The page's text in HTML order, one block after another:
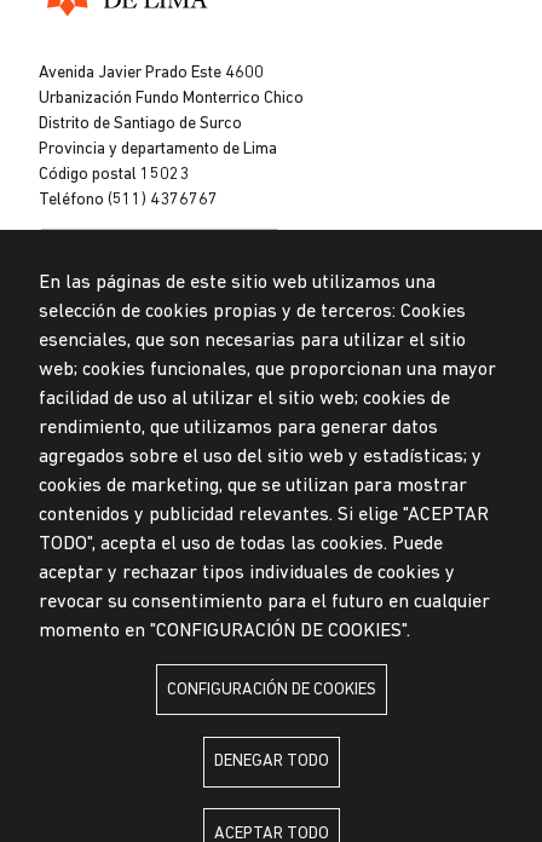
Lima
Avenida Javier Prado Este 4600
Urbanización Fundo Monterrico Chico
Distrito de Santiago de Surco
Provincia y departamento de Lima
Código postal 15023
Teléfono (511) 4376767
Privacidad de datos personales
Mesa de partes
© Universidad de Lima, 2024
Todos los derechos reservados
Diseñado porPartners
LA UNIVERSIDAD DE LIMA ES MIEMBRO DE
En las páginas de este sitio web utilizamos una
selección de cookies propias y de terceros: Cookies
esenciales, que son necesarias para utilizar el sitio
web; cookies funcionales, que proporcionan una mayor
facilidad de uso al utilizar el sitio web; cookies de
rendimiento, que utilizamos para generar datos
agregados sobre el uso del sitio web y estadísticas; y
cookies de marketing, que se utilizan para mostrar
contenidos y publicidad relevantes. Si elige "ACEPTAR
TODO", acepta el uso de todas las cookies. Puede
aceptar y rechazar tipos individuales de cookies y
revocar su consentimiento para el futuro en cualquier
momento en "CONFIGURACIÓN DE COOKIES".
CONFIGURACIÓN DE COOKIES
DENEGAR TODO
ACEPTAR TODO